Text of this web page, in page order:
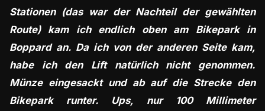
Stationen (das war der Nachteil der gewählten
Route) kam ich endlich oben am Bikepark in
Boppard an. Da ich von der anderen Seite kam,
habe ich den Lift natürlich nicht genommen.
Münze eingesackt und ab auf die Strecke den
Bikepark runter. Ups, nur 100 Millimeter